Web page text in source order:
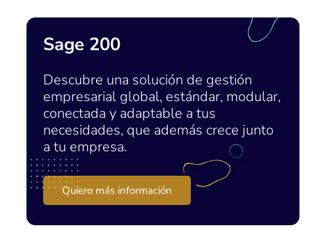
Sage 200
Descubre una solución de gestión
empresarial global, estándar, modular,
conectada y adaptable a tus
necesidades, que además crece junto
a tu empresa.
Quiero más información